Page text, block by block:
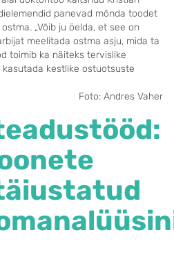
panevad mõnda toodet
„Võib ju öelda, et see on
meelitada ostma asju, mida ta
toimib ka näiteks tervislike
kestlike ostuotsuste
Foto: Andres Vaher